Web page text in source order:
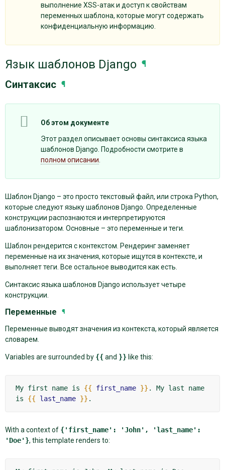
выполнение XSS-атак и доступ к свойствам
переменных шаблона, которые могут содержать
конфиденциальную информацию.
Язык шаблонов Django ¶
Синтаксис ¶
Об этом документе
Этот раздел описывает основы синтаксиса языка
шаблонов Django. Подробности смотрите в
полном описании
Шаблон Django – это просто текстовый файл, или строка Python,
которые следуют языку шаблонов Django. Определенные
конструкции распознаются и интерпретируются
шаблонизатором. Основные – это переменные и теги.
Шаблон рендерится с контекстом. Рендеринг заменяет
переменные на их значения, которые ищутся в контексте, и
выполняет теги. Все остальное выводится как есть.
Синтаксис языка шаблонов Django использует четыре
конструкции.
Переменные ¶
Переменные выводят значения из контекста, который является
словарем.
Variables are surrounded by {{and }} like this:
My first name is {{ first_name }} . My last name
is {{ last_name }}
With a context of {'first_name': 'John',
'last_name':
'Doe'}, this template renders to: